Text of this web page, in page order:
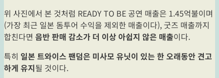
위 사진에서 본 것처럼 READY TO BE 공연 매출은 1.45억불이며
(가장 최근 일본 돔투어 수익을 제외한 매출이다), 굿즈 매출까지
합친다면 음반 판매 감소가 더 이상 아쉽지 않은 매출이다.
특히 일본 트와이스 팬덤은 미사모 유닛이 있는 한 오래동안 견고
하게 유지될 것이다.